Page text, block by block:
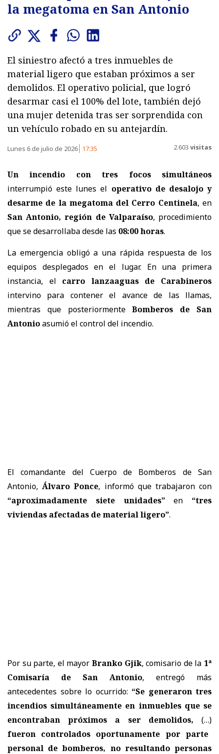
la megatoma en San Antonio
El siniestro afectó a tres inmuebles de
material ligero que estaban próximos a ser
demolidos. El operativo policial, que logró
desarmar casi el 100% del lote, también dejó
una mujer detenida tras ser sorprendida con
un vehículo robado en su antejardín.
Lunes 6 de julio de 2026 17:35 2.603 visitas
Un incendio con tres focos simultáneos
interrumpió este lunes el operativo de desalojo y
desarme de la megatoma del Cerro Centinela, en
San Antonio, región de Valparaíso, procedimiento
que se desarrollaba desde las 08:00 horas.
La emergencia obligó a una rápida respuesta de los
equipos desplegados en el lugar. En una primera
instancia, el carro lanzaaguas de Carabineros
intervino para contener el avance de las llamas,
mientras que posteriormenteBomberos de San
Antonioasumió el control del incendio.
El comandante del Cuerpo de Bomberos de San
Antonio,Álvaro Ponce, informó que trabajaron con
“aproximadamente siete unidades” en “tres
viviendas afectadas de material ligero”.
Por su parte, el mayor Branko Gjik, comisario de la 1ª
Comisaría de San Antonio, entregó más
antecedentes sobre lo ocurrido: “Se generaron tres
incendios simultáneamente en inmuebles que se
encontraban próximos a ser demolidos, (…)
fueron controlados oportunamente por parte
personal de bomberos, no resultando personas